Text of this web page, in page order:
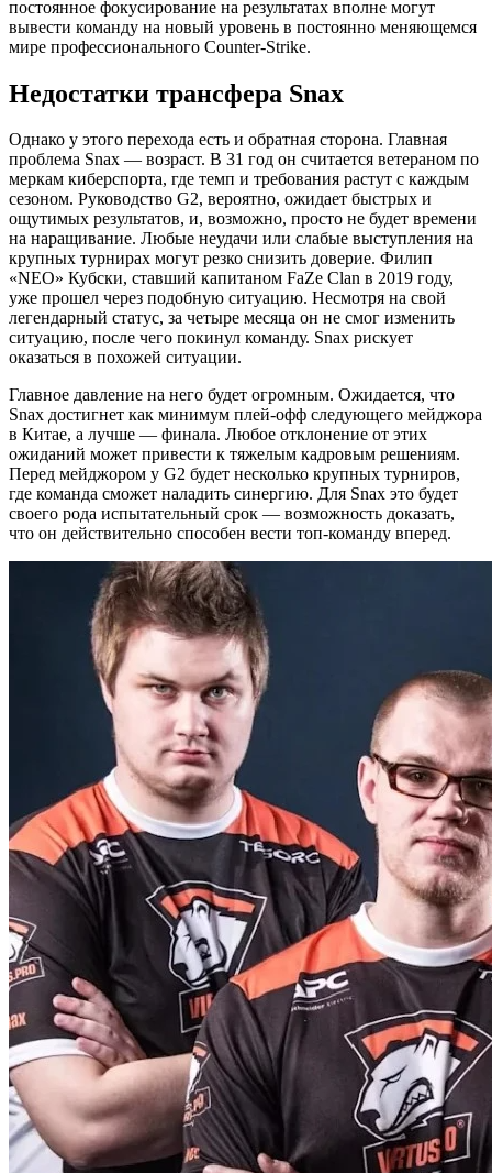
постоянное фокусирование на результатах вполне могут
вывести команду на новый уровень в постоянно меняющемся
мире профессионального Counter-Strike.
Недостатки трансфера Snax
Однако у этого перехода есть и обратная сторона. Главная
проблема Snax — возраст. В 31 год он считается ветераном по
меркам киберспорта, где темп и требования растут с каждым
сезоном. Руководство G2, вероятно, ожидает быстрых и
ощутимых результатов, и, возможно, просто не будет времени
на наращивание. Любые неудачи или слабые выступления на
крупных турнирах могут резко снизить доверие. Филип
«NEO» Кубски, ставший капитаном FaZe Clan в 2019 году,
уже прошел через подобную ситуацию. Несмотря на свой
легендарный статус, за четыре месяца он не смог изменить
ситуацию, после чего покинул команду. Snax рискует
оказаться в похожей ситуации.
Главное давление на него будет огромным. Ожидается, что
Snax достигнет как минимум плей-офф следующего мейджора
в Китае, а лучше — финала. Любое отклонение от этих
ожиданий может привести к тяжелым кадровым решениям.
Перед мейджором у G2 будет несколько крупных турниров,
где команда сможет наладить синергию. Для Snax это будет
своего рода испытательный срок — возможность доказать,
что он действительно способен вести топ-команду вперед.